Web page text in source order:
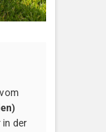
in der